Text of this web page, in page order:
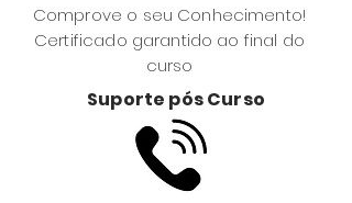
Comprove o seu Conhecimento!
Certificado garantido ao final do
curso
Suporte pós Curso